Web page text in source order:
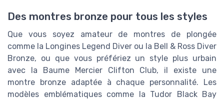
Des montres bronze pour tous les styles
Que vous soyez amateur de montres de plongée
comme la Longines Legend Diver ou la Bell & Ross Diver
Bronze, ou que vous préfériez un style plus urbain
avec la Baume Mercier Clifton Club, il existe une
montre bronze adaptée à chaque personnalité. Les
modèles emblématiques comme la Tudor Black Bay